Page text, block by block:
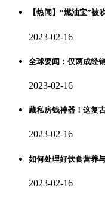
【热闻】“燃油宝”被
2023-02-16
全球要闻：仅两成经
2023-02-16
藏私房钱神器！这复
2023-02-16
如何处理好饮食营养
2023-02-16